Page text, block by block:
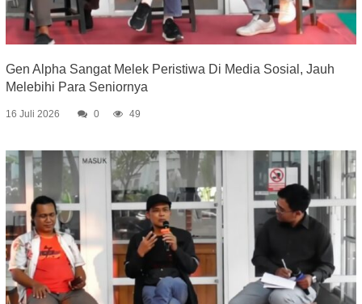
Gen Alpha Sangat Melek Peristiwa Di Media Sosial, Jauh
Melebihi Para Seniornya
16 Juli 2026 0 49